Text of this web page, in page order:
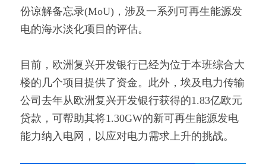
份谅解备忘录(MoU)，涉及一系列可再生能源发
电的海水淡化项目的评估。
目前，欧洲复兴开发银行已经为位于本班综合大
楼的几个项目提供了资金。此外，埃及电力传输
公司去年从欧洲复兴开发银行获得的1.83亿欧元
贷款，可帮助其将1.30GW的新可再生能源发电
能力纳入电网，以应对电力需求上升的挑战。